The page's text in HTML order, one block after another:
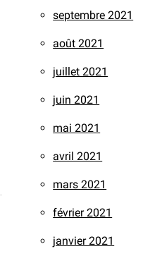
septembre 2021
août 2021
juillet 2021
juin 2021
mai 2021
avril 2021
mars 2021
février 2021
janvier 2021